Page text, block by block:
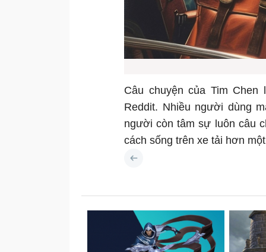
Câu chuyện của Tim
Reddit. Nhiều người dùng
người còn tâm sự luôn câu
cách sống trên xe tải hơn